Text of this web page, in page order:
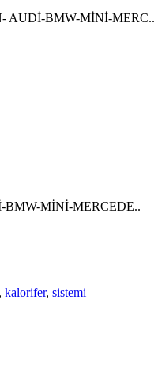
AUDİ-BMW-MİNİ-MERC..
BMW-MİNİ-MERCEDE..
, kalorifer, sistemi